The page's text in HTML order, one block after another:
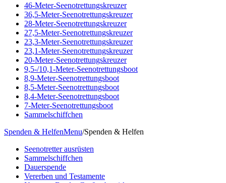
46-Meter-Seenotrettungskreuzer
36,5-Meter-Seenotrettungskreuzer
28-Meter-Seenotrettungskreuzer
27,5-Meter-Seenotrettungskreuzer
23,3-Meter-Seenotrettungskreuzer
23,1-Meter-Seenotrettungskreuzer
20-Meter-Seenotrettungskreuzer
9,5-/10,1-Meter-Seenotrettungsboot
8,9-Meter-Seenotrettungsboot
8,5-Meter-Seenotrettungsboot
8,4-Meter-Seenotrettungsboot
7-Meter-Seenotrettungsboot
Sammelschiffchen
Spenden & HelfenMenu/Spenden & Helfen
Seenotretter ausrüsten
Sammelschiffchen
Dauerspende
Vererben und Testamente